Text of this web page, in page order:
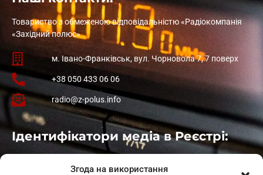
Згода на використання
Товариство з обмеженою відповідальністю «Радіокомпанія
«Західний полюс»
м. Івано-Франківськ, вул. Чорновола 7, 7 поверх
+38 050 433 06 06
radio@z-polus.info
Ідентифікатори медіа в Реєстрі:
: L11-01410